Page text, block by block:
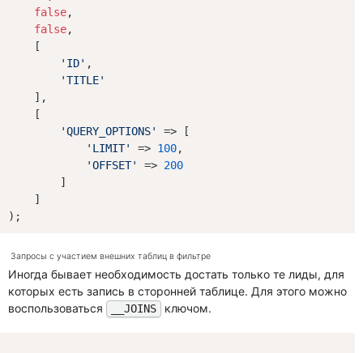
false,
false,
    [
'ID' ,
'TITLE'
    ],
    [
'QUERY_OPTIONS'
=> [
'LIMIT'
=> 100,
'OFFSET'
=> 200
        ]
    ]
Запросы с участием внешних таблиц в фильтре
Иногда бывает необходимость достать только те лиды, для
которых есть запись в сторонней таблице. Для этого можно
воспользоваться
__JOINS ключом.